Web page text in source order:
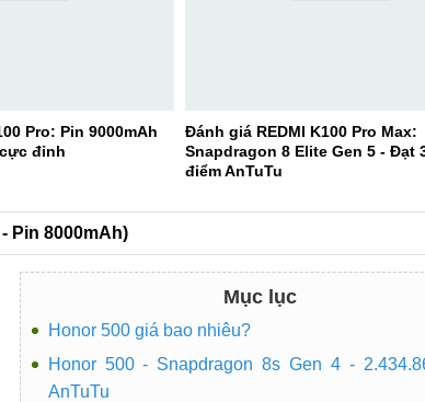
Pro: Pin 9000mAh
đỉnh
Đánh giá REDMI K100 Pro Max:
Snapdragon 8 Elite Gen 5 - Đạt
điểm AnTuTu
Pin 8000mAh)
Mục lục
Honor 500 giá bao nhiêu?
Honor 500 - Snapdragon 8s Gen 4 -
AnTuTu